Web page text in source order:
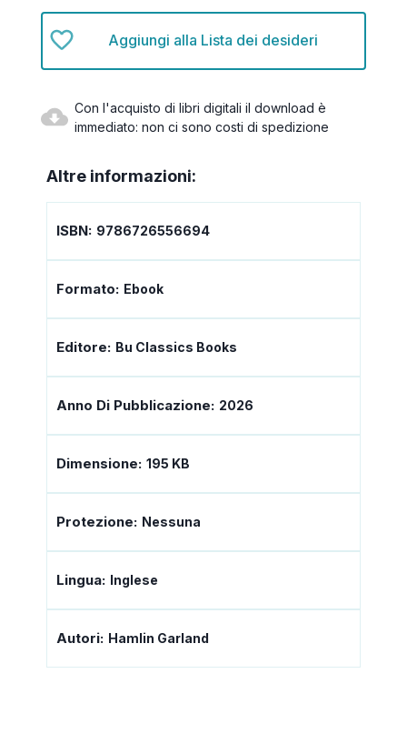
Aggiungi alla Lista dei desideri
Con l'acquisto di libri digitali il download è
immediato: non ci sono costi di spedizione
Altre informazioni:
ISBN: 9786726556694
Formato: Ebook
Editore: Bu Classics Books
Anno Di Pubblicazione: 2026
Dimensione: 195 KB
Protezione: Nessuna
Lingua: Inglese
Autori: Hamlin Garland